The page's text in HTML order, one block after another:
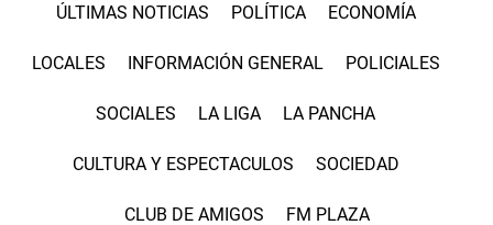
ÚLTIMAS NOTICIAS POLÍTICA ECONOMÍA
LOCALES INFORMACIÓN GENERAL POLICIALES
SOCIALES LA LIGA LA PANCHA
CULTURA Y ESPECTACULOS SOCIEDAD
CLUB DE AMIGOS FM PLAZA